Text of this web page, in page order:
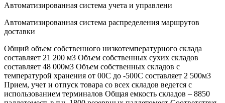
Автоматизированная система учета и управлени
Автоматизированная система распределения маршрутов
доставки
Общий объем собственного низкотемпературного склада
составляет 21 200 м3 Объем собственных сухих складов
составляет 48 000м3 Объем собственных складов с
температурой хранения от 00С до -500С составляет 2 500м3
Прием, учет и отпуск товара со всех складов ведется с
использованием терминалов Общая емкость складов – 8850